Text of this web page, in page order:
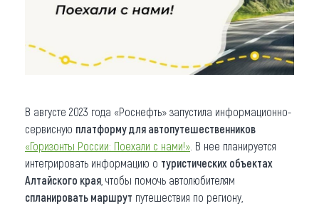
В августе 2023 года «Роснефть» запустила информационно-
сервисную платформу для автопутешественников
«Горизонты России: Поехали с нами!» . В нее планируется
интегрировать информацию о туристических объектах
Алтайского края , чтобы помочь автолюбителям
спланировать маршрут путешествия по региону,